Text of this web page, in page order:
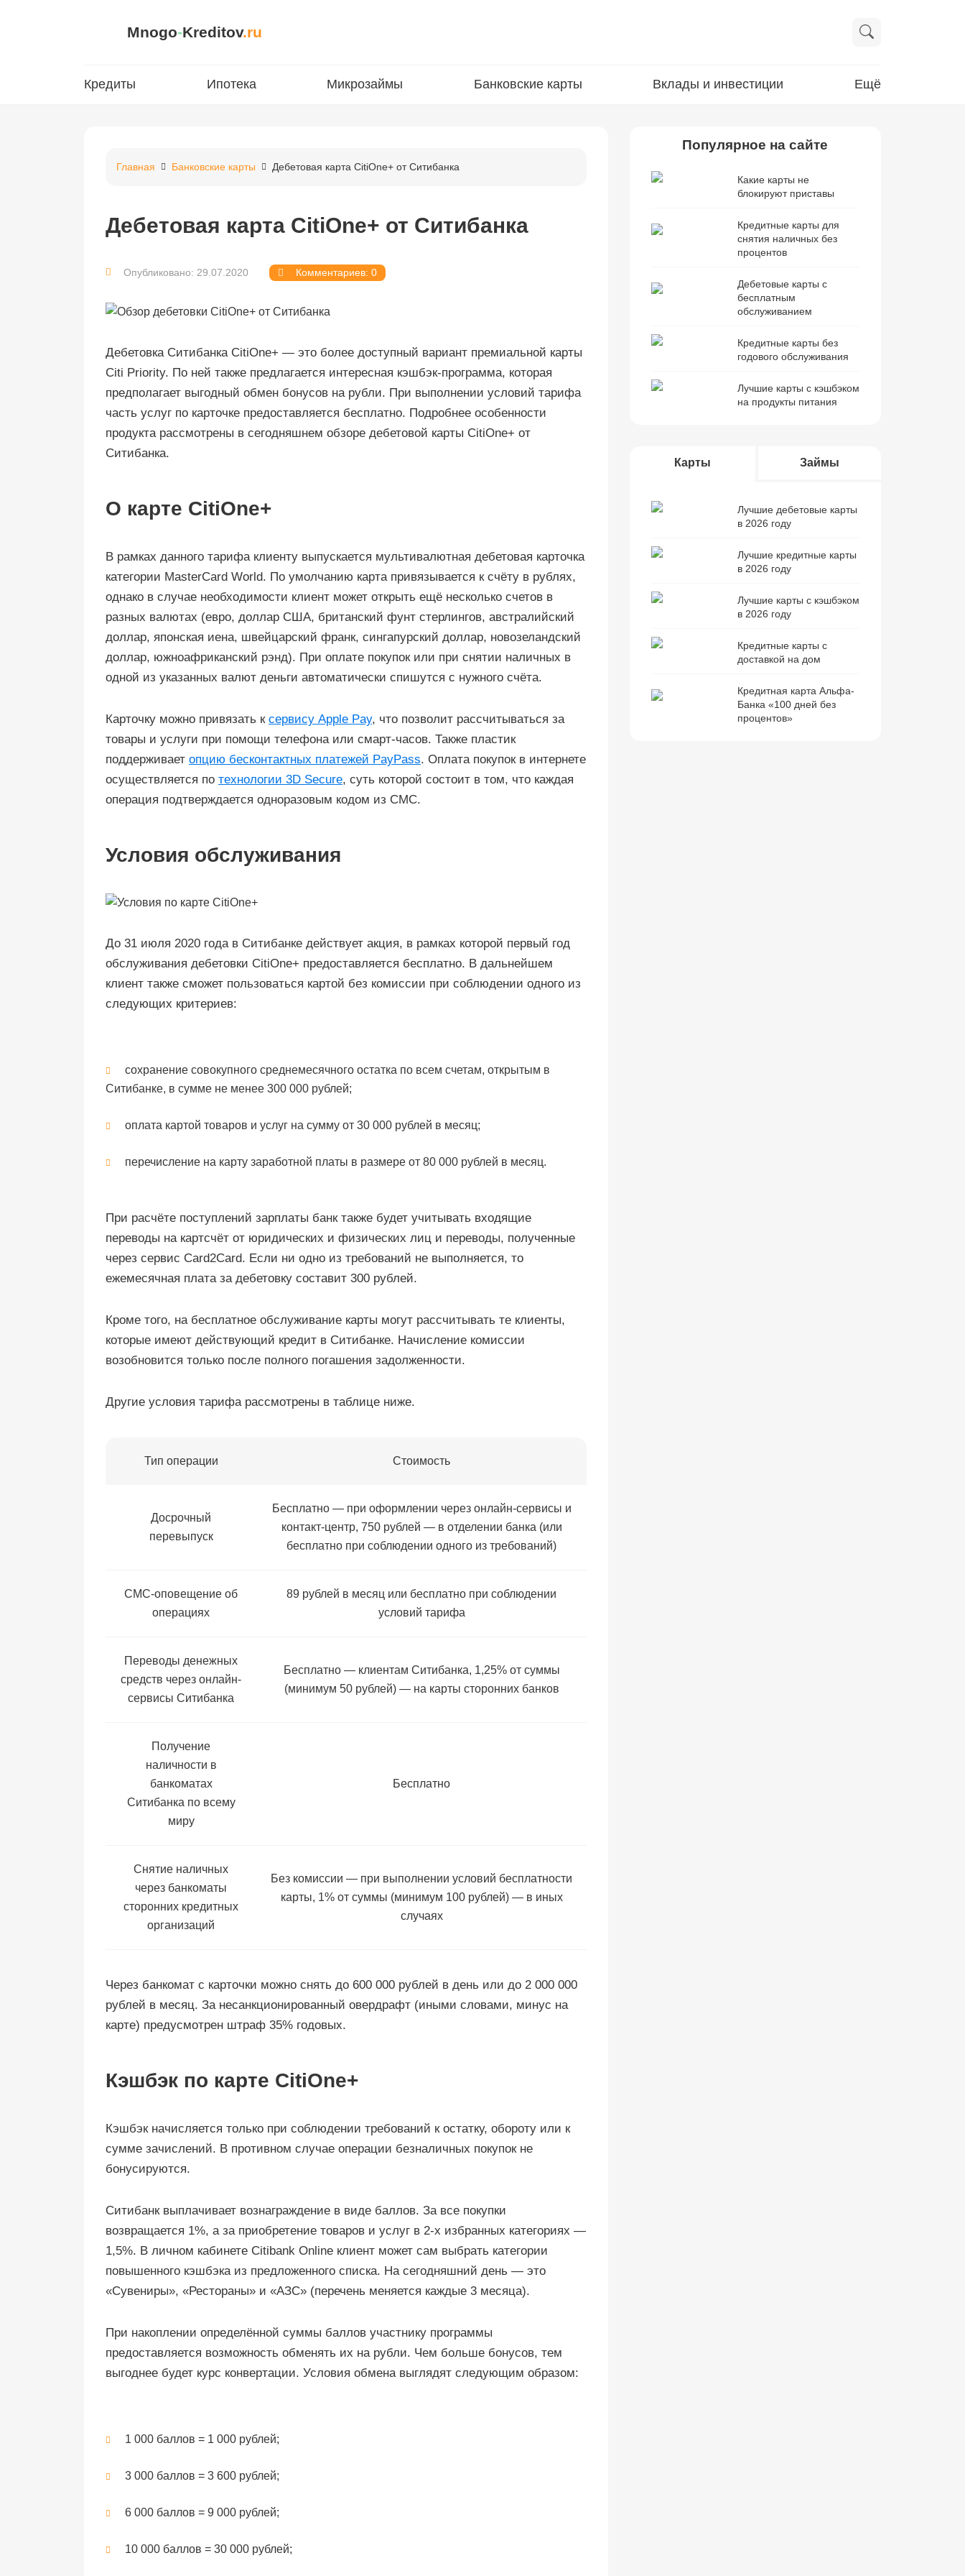
Mnogo-Kreditov.ru
Кредиты Ипотека Микрозаймы Банковские карты Вклады и инвестиции Ещё
Главная Банковские карты Дебетовая карта CitiOne+ от Ситибанка
Дебетовая карта CitiOne+ от Ситибанка
Опубликовано: 29.07.2020 Комментариев: 0
Дебетовка Ситибанка CitiOne+ — это более доступный вариант премиальной карты
Citi Priority. По ней также предлагается интересная кэшбэк-программа, которая
предполагает выгодный обмен бонусов на рубли. При выполнении условий тарифа
часть услуг по карточке предоставляется бесплатно. Подробнее особенности
продукта рассмотрены в сегодняшнем обзоре дебетовой карты CitiOne+ от
Ситибанка.
О карте CitiOne+
В рамках данного тарифа клиенту выпускается мультивалютная дебетовая карточка
категории MasterCard World. По умолчанию карта привязывается к счёту в рублях,
однако в случае необходимости клиент может открыть ещё несколько счетов в
разных валютах (евро, доллар США, британский фунт стерлингов, австралийский
доллар, японская иена, швейцарский франк, сингапурский доллар, новозеландский
доллар, южноафриканский рэнд). При оплате покупок или при снятии наличных в
одной из указанных валют деньги автоматически спишутся с нужного счёта.
Карточку можно привязать к сервису Apple Pay, что позволит рассчитываться за
товары и услуги при помощи телефона или смарт-часов. Также пластик
поддерживает опцию бесконтактных платежей PayPass. Оплата покупок в интернете
осуществляется по технологии 3D Secure, суть которой состоит в том, что каждая
операция подтверждается одноразовым кодом из СМС.
Условия обслуживания
До 31 июля 2020 года в Ситибанке действует акция, в рамках которой первый год
обслуживания дебетовки CitiOne+ предоставляется бесплатно. В дальнейшем
клиент также сможет пользоваться картой без комиссии при соблюдении одного из
следующих критериев:
сохранение совокупного среднемесячного остатка по всем счетам, открытым в
Ситибанке, в сумме не менее 300 000 рублей;
оплата картой товаров и услуг на сумму от 30 000 рублей в месяц;
перечисление на карту заработной платы в размере от 80 000 рублей в месяц.
При расчёте поступлений зарплаты банк также будет учитывать входящие
переводы на картсчёт от юридических и физических лиц и переводы, полученные
через сервис Card2Card. Если ни одно из требований не выполняется, то
ежемесячная плата за дебетовку составит 300 рублей.
Кроме того, на бесплатное обслуживание карты могут рассчитывать те клиенты,
которые имеют действующий кредит в Ситибанке. Начисление комиссии
возобновится только после полного погашения задолженности.
Другие условия тарифа рассмотрены в таблице ниже.
Тип операции Стоимость
Досрочный
перевыпуск
Бесплатно — при оформлении через онлайн-сервисы и
контакт-центр, 750 рублей — в отделении банка (или
бесплатно при соблюдении одного из требований)
СМС-оповещение об
операциях
89 рублей в месяц или бесплатно при соблюдении
условий тарифа
Переводы денежных
средств через онлайн-
сервисы Ситибанка
Бесплатно — клиентам Ситибанка, 1,25% от суммы
(минимум 50 рублей) — на карты сторонних банков
Получение
наличности в
банкоматах
Ситибанка по всему
миру
Бесплатно
Снятие наличных
через банкоматы
сторонних кредитных
организаций
Без комиссии — при выполнении условий бесплатности
карты, 1% от суммы (минимум 100 рублей) — в иных
случаях
Через банкомат с карточки можно снять до 600 000 рублей в день или до 2 000 000
рублей в месяц. За несанкционированный овердрафт (иными словами, минус на
карте) предусмотрен штраф 35% годовых.
Кэшбэк по карте CitiOne+
Кэшбэк начисляется только при соблюдении требований к остатку, обороту или к
сумме зачислений. В противном случае операции безналичных покупок не
бонусируются.
Ситибанк выплачивает вознаграждение в виде баллов. За все покупки
возвращается 1%, а за приобретение товаров и услуг в 2-х избранных категориях —
1,5%. В личном кабинете Citibank Online клиент может сам выбрать категории
повышенного кэшбэка из предложенного списка. На сегодняшний день — это
«Сувениры», «Рестораны» и «АЗС» (перечень меняется каждые 3 месяца).
При накоплении определённой суммы баллов участнику программы
предоставляется возможность обменять их на рубли. Чем больше бонусов, тем
выгоднее будет курс конвертации. Условия обмена выглядят следующим образом:
1 000 баллов = 1 000 рублей;
3 000 баллов = 3 600 рублей;
6 000 баллов = 9 000 рублей;
10 000 баллов = 30 000 рублей;
Популярное на сайте
Какие карты не
блокируют приставы
Кредитные карты для
снятия наличных без
процентов
Дебетовые карты с
бесплатным
обслуживанием
Кредитные карты без
годового обслуживания
Лучшие карты с кэшбэком
на продукты питания
Карты Займы
Лучшие дебетовые карты
в 2026 году
Лучшие кредитные карты
в 2026 году
Лучшие карты с кэшбэком
в 2026 году
Кредитные карты с
доставкой на дом
Кредитная карта Альфа-
Банка «100 дней без
процентов»